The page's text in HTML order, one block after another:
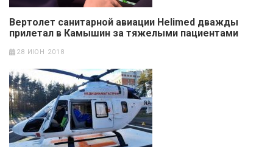
Вертолет санитарной авиации Helimed дважды
прилетал в Камышин за тяжелыми пациентами
28 ИЮН 2018